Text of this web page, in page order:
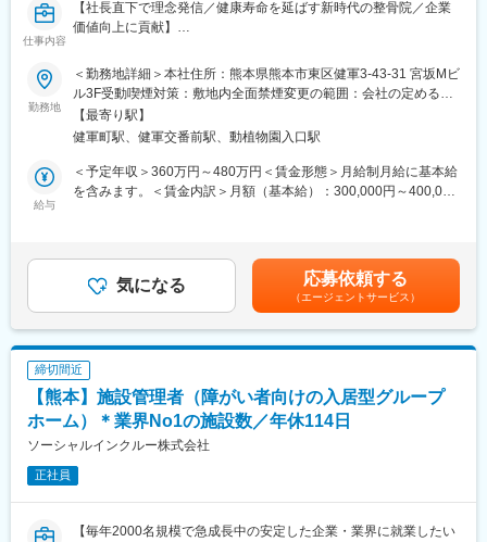
独自技術や健康管理ノウハウが身につき、キャリアアップも支
援。
入社時・役職別研修や勉強会を全て業務時間内で実施。未経験や
ブランクのある方も安心。
■就業環境
週休2日制（2026年より完全週休2日）、有給消化率ほぼ100％、
険・退職金・交通費支給、マイカー通勤可。
■想定されるキャリアパス
働きやすさ・成長・報酬を重視し、業界体質変革とスタッフの人
生を支援する企業文化が特徴。
■熊本県7店舗
熊本市東区健軍3-43-31 -1Ｆ
熊本市中央区大江2-14-15
熊本市南区上ノ郷2-16-1 イオンタウン西熊本内
熊本市東区長嶺西1-5-1 シュロアモール長嶺内
熊本市西区田崎2-5-1 ゆめマート田崎内
熊本市中央区水前寺1-4-1-2F
菊池郡菊陽町津久礼2422-4- 1F
変更の範囲：会社の定める業務
仕事内容
【社長直下で理念発信／健康寿命を延ばす新時代の整骨院／企業
価値向上に貢献】
当社のビジョンである「健康寿命を延ばすことを本気で考える集
団」の実現に向け、社長直下で理念やブランド価値を社内外に発
信する広報業務全般をお任せします。経営層と密接に連携しなが
ら、資料作成や情報発信を通じて、当社の魅力やビジョンを社内
スタッフや患者様、地域社会に伝えていきます。
■業務詳細
・社内外文書の作成・チェック・管理（資料、プレゼン資料、報
告書など）
・社長の指示に基づく各種リサーチ、情報収集、社内各部門との
・会社HPやプレスリリースの企画・運用
・社内イベントの企画・運営
・社内への理念浸透・発信活動
★業界・職種未経験の方も歓迎。入社後は経営陣や先輩社員が、
業界知識や業務の進め方を丁寧にサポートします。
勤務地
＜勤務地詳細＞本社住所：熊本県熊本市東区健軍3-43-31 宮坂Mビ
ル3F受動喫煙対策：敷地内全面禁煙変更の範囲：会社の定める事
業所
【最寄り駅】
健軍町駅、健軍交番前駅、動植物園入口駅
給与
＜予定年収＞360万円～480万円＜賃金形態＞月給制月給に基本給
を含みます。＜賃金内訳＞月額（基本給）：300,000円～400,000
気になる 応募依頼する
（エージェントサービス）
締切間近
【熊本】施設管理者（障がい者向けの入居型グループ
ホーム）＊業界No1の施設数／年休114日
ソーシャルインクルー株式会社
正社員
【毎年2000名規模で急成長中の安定した企業・業界に就業したい